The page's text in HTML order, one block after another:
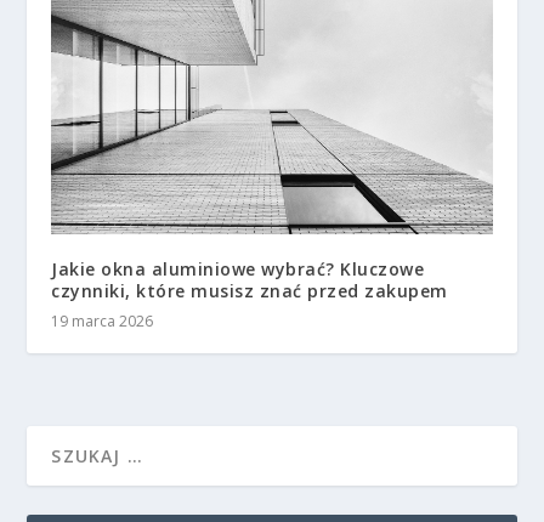
Jakie okna aluminiowe wybrać? Kluczowe
czynniki, które musisz znać przed zakupem
19 marca 2026